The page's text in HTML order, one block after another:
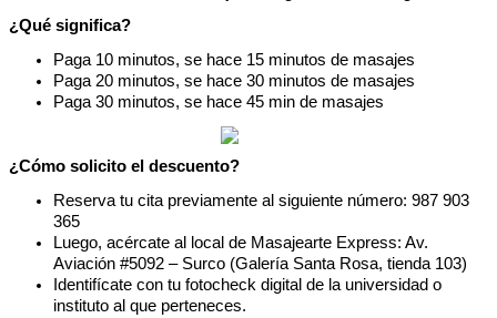
¿Qué significa?
Paga 10 minutos, se hace 15 minutos de masajes
Paga 20 minutos, se hace 30 minutos de masajes
Paga 30 minutos, se hace 45 min de masajes
¿Cómo solicito el descuento?
Reserva tu cita previamente al siguiente número: 987 903
365
Luego, acércate al local de Masajearte Express: Av.
Aviación #5092 – Surco (Galería Santa Rosa, tienda 103)
Identifícate con tu fotocheck digital de la universidad o
instituto al que perteneces.